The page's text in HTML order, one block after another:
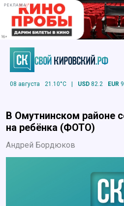
РЕКЛАМА
08 августа 21.10°C | USD 82.2 EUR
В Омутнинском районе
на ребёнка (ФОТО)
Андрей Бордюков